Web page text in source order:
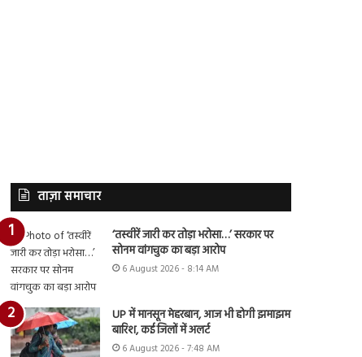
ताज़ा समाचार
‘तस्वीरें जारी कर तोड़ा भरोसा…’ सरकार पर
सोनम वांगचुक का बड़ा आरोप
6 August 2026 - 8:14 AM
UP में मानसून मेहरबान, आज भी होगी झमाझम
बारिश, कई जिलों में अलर्ट
6 August 2026 - 7:48 AM